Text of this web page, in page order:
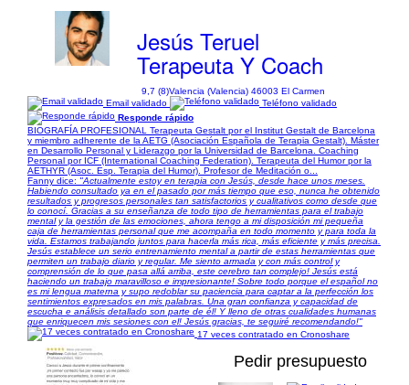
Jesús Teruel
Terapeuta Y Coach
9,7 (8)Valencia (Valencia) 46003 El Carmen
Email validado
Teléfono validado
Responde rápido
BIOGRAFÍA PROFESIONAL Terapeuta Gestalt por el Institut Gestalt de Barcelona
y miembro adherente de la AETG (Asociación Española de Terapia Gestalt). Máster
en Desarrollo Personal y Liderazgo por la Universidad de Barcelona. Coaching
Personal por ICF (International Coaching Federation). Terapeuta del Humor por la
AETHYR (Asoc. Esp. Terapia del Humor). Profesor de Meditación o...
Fanny dice: "Actualmente estoy en terapia con Jesús, desde hace unos meses.
Habiendo consultado ya en el pasado por más tiempo que eso, nunca he obtenido
resultados y progresos personales tan satisfactorios y cualitativos como desde que
lo conocí. Gracias a su enseñanza de todo tipo de herramientas para el trabajo
mental y la gestión de las emociones, ahora tengo a mi disposición mi pequeña
caja de herramientas personal que me acompaña en todo momento y para toda la
vida. Estamos trabajando juntos para hacerla más rica, más eficiente y más precisa.
Jesús establece un serio entrenamiento mental a partir de estas herramientas que
permiten un trabajo diario y regular. Me siento armada y con más control y
comprensión de lo que pasa allá arriba, este cerebro tan complejo! Jesús está
haciendo un trabajo maravilloso e impresionante! Sobre todo porque el español no
es mi lengua materna y supo redoblar su paciencia para captar a la perfección los
sentimientos expresados ​​en mis palabras. Una gran confianza y capacidad de
escucha e análisis detallado son parte de él! Y lleno de otras cualidades humanas
que enriquecen mis sesiones con el! Jesús gracias, te seguiré recomendando!"
17 veces contratado en Cronoshare
Pedir presupuesto